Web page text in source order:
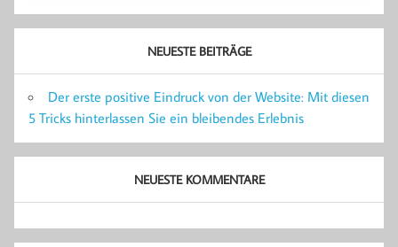
NEUESTE BEITRÄGE
Der erste positive Eindruck von der Website: Mit diesen
5 Tricks hinterlassen Sie ein bleibendes Erlebnis
NEUESTE KOMMENTARE